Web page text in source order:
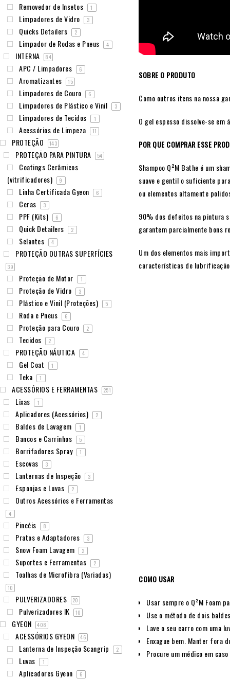
SOBRE O PRODUTO
Como outros itens na nossa
O gel espesso dissolve-se em
POR QUE COMPRAR ESSE
Shampoo Q²M Bathe é um
suave e gentil o suficiente
ou elementos altamente
90% dos defeitos na pintura
garantem parcialmente bons
Um dos elementos mais
características de
COMO USAR
Usar sempre o Q²M Foam
Use o método de dois
Lave o seu carro com uma
Enxague bem. Manter fora
Procure um médico em
Removedor de Insetos 1
Limpadores de Vidro 3
Quicks Detailers 2
Limpador de Rodas e Pneus 4
INTERNA 84
APC / Limpadores 6
Aromatizantes 15
Limpadores de Couro 6
Limpadores de Plástico e Vinil 3
Limpadores de Tecidos 1
Acessórios de Limpeza 11
PROTEÇÃO 143
PROTEÇÃO PARA PINTURA 54
Coatings Cerâmicos
(vitrificadores)
9
Linha Certificada Gyeon 6
Ceras 3
PPF (Kits) 6
Quick Detailers 2
Selantes 4
PROTEÇÃO OUTRAS SUPERFÍCIES
39
Proteção de Motor 1
Proteção de Vidro 3
Plástico e Vinil (Proteções) 5
Roda e Pneus 6
Proteção para Couro 2
Tecidos 2
PROTEÇÃO NÁUTICA 4
Gel Coat 1
Teka 1
ACESSÓRIOS E FERRAMENTAS 251
Lixas 1
Aplicadores (Acessórios) 2
Baldes de Lavagem 1
Bancos e Carrinhos 5
Borrifadores Spray 1
Escovas 3
Lanternas de Inspeção 3
Esponjas e Luvas 2
Outros Acessórios e Ferramentas
4
Pincéis 8
Pratos e Adaptadores 3
Snow Foam Lavagem 2
Suportes e Ferramentas 2
Toalhas de Microfibra (Variadas)
10
PULVERIZADORES 20
Pulverizadores IK 10
GYEON 408
ACESSÓRIOS GYEON 46
Lanterna de Inspeção Scangrip 2
Luvas 1
Aplicadores Gyeon 6